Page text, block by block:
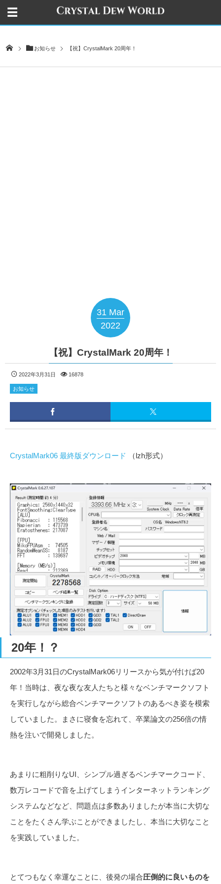
お知らせ 【祝】CrystalMark 20周年！
31 Mar
2022
【祝】CrystalMark 20周年！
2022年3月31日 16878
お知らせ
CrystalMark06 最終版ダウンロード （lzh形式）
20年！？
2002年3月31日のCrystalMark06リリースから気が付けば20
年！当時は、夜な夜な友人たちと様々なベンチマークソフト
を実行しながら総合ベンチマークソフトのあるべき姿を模索
していました。まさに寝食を忘れて、卒業論文の256倍の情
熱を注いで開発しました。
あまりに粗削りなUI、シンプル過ぎるベンチマークコード、
数万レコードで音を上げてしまうインターネットランキング
システムなどなど、問題点は多数ありましたが本当に大切な
ことをたくさん学ぶことができましたし、本当に大切なこと
を実践していました。
とてつもなく幸運なことに、後発の場合圧倒的に良いものを